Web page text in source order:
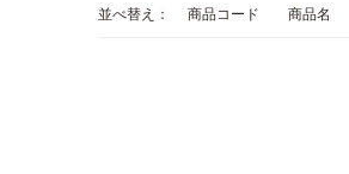
並べ替え： 商品コード 商品名